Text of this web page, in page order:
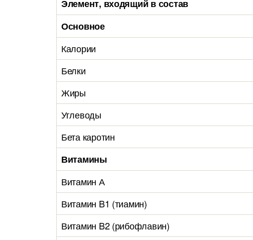
Элемент, входящий в состав
Основное
Калории
Белки
Жиры
Углеводы
Бета каротин
Витамины
Витамин А
Витамин B1 (тиамин)
Витамин B2 (рибофлавин)